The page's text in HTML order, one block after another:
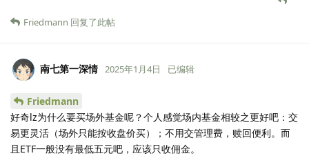
Friedmann 回复了此帖
南七第一深情 2025年1月4日 已编辑
Friedmann
好奇lz为什么要买场外基金呢？个人感觉场内基金相较之更好吧：交
易更灵活（场外只能按收盘价买）；不用交管理费，赎回便利。而
且ETF一般没有最低五元吧，应该只收佣金。